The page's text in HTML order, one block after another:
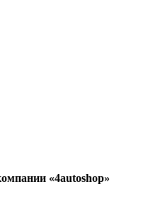
«4autoshop»